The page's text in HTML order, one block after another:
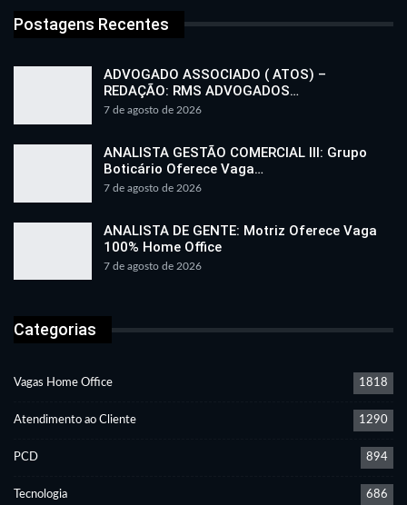
Postagens Recentes
ADVOGADO ASSOCIADO ( ATOS) –
REDAÇÃO: RMS ADVOGADOS…
7 de agosto de 2026
ANALISTA GESTÃO COMERCIAL III: Grupo
Boticário Oferece Vaga…
7 de agosto de 2026
ANALISTA DE GENTE: Motriz Oferece Vaga
100% Home Office
7 de agosto de 2026
Categorias
Vagas Home Office 1818
Atendimento ao Cliente 1290
PCD 894
Tecnologia 686